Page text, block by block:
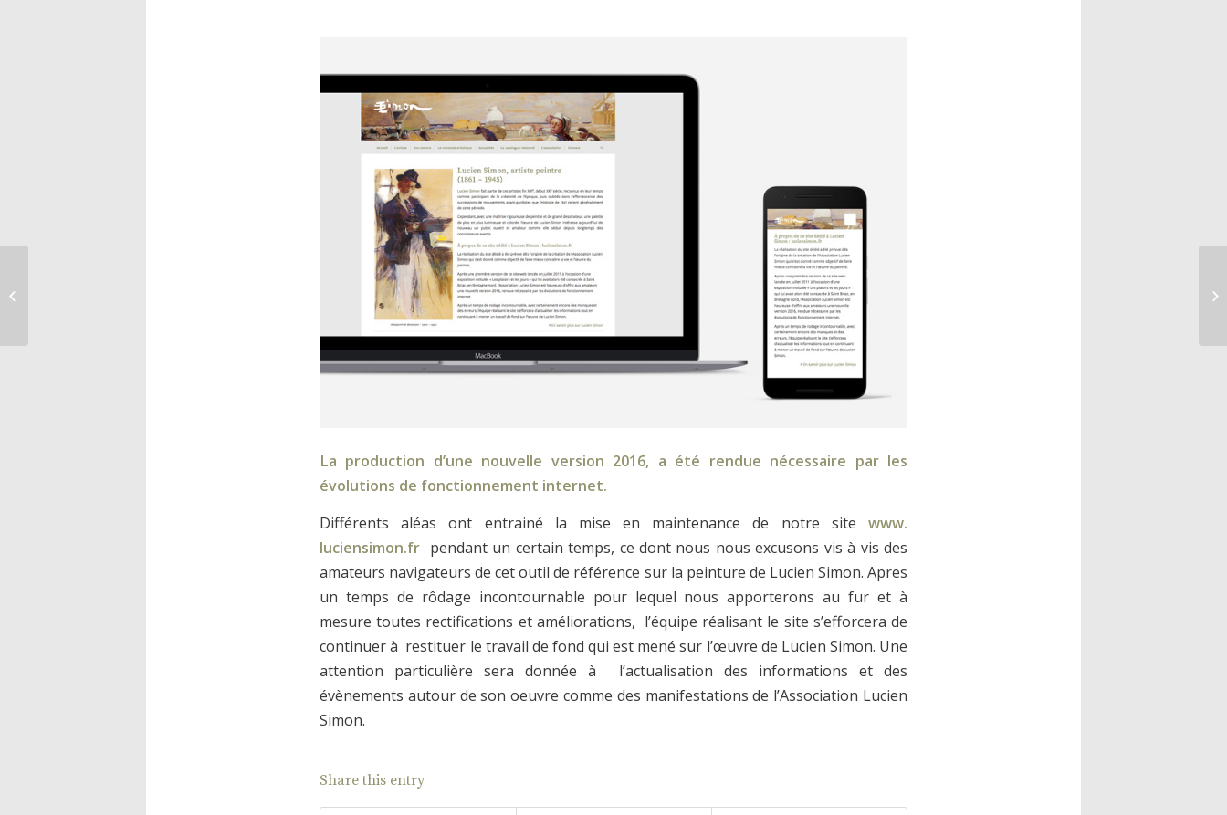
La production d’une nouvelle version 2016, a été rendue nécessaire par les
évolutions de fonctionnement internet.
Différents aléas ont entrainé la mise en maintenance de notre site www.
luciensimon.fr pendant un certain temps, ce dont nous nous excusons vis à vis des
amateurs navigateurs de cet outil de référence sur la peinture de Lucien Simon. Apres
un temps de rôdage incontournable pour lequel nous apporterons au fur et à
mesure toutes rectifications et améliorations, l’équipe réalisant le site s’efforcera de
continuer à restituer le travail de fond qui est mené sur l’œuvre de Lucien Simon. Une
attention particulière sera donnée à
l’actualisation des informations et des
évènements autour de son oeuvre comme des manifestations de l’Association Lucien
Simon.
Share this entry